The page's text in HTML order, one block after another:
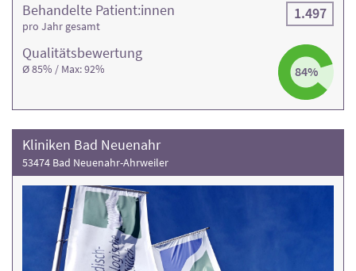
Qualitäts­bewertung
Ø 85% / Max: 92% 84%
Behandelte Patient:innen
pro Jahr gesamt
1.497
Kliniken Bad Neuenahr
53474 Bad Neuenahr-Ahrweiler